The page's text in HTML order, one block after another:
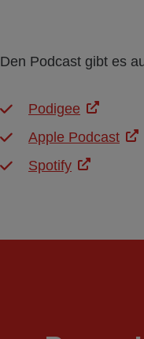
Den Podcast gibt es
Podigee
Apple Podcast
Spotify